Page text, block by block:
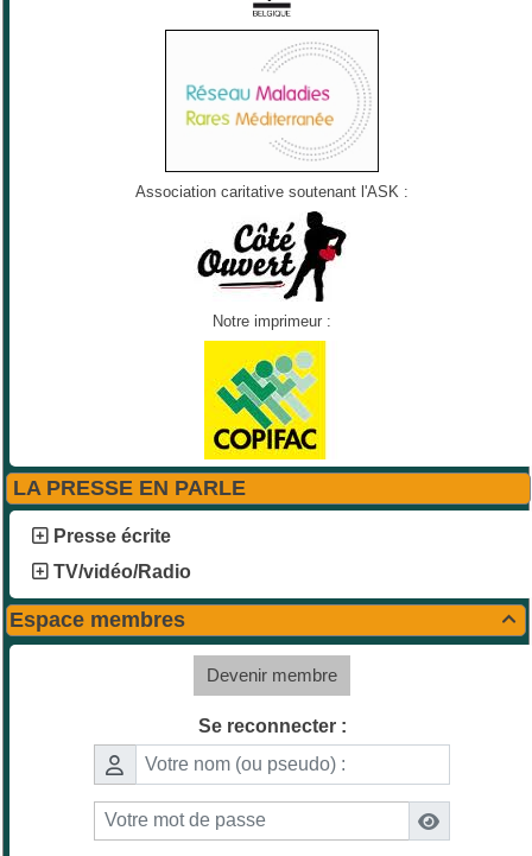
Association caritative soutenant l'ASK :
Notre imprimeur :
LA PRESSE EN PARLE
Presse écrite
TV/vidéo/Radio

Espace membres
Devenir membre
Se reconnecter :